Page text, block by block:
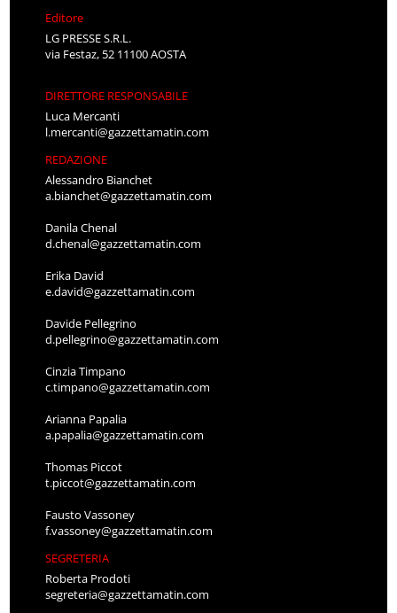
Editore
LG PRESSE S.R.L.
via Festaz, 52 11100 AOSTA
DIRETTORE RESPONSABILE
Luca Mercanti
l.mercanti@gazzettamatin.com
REDAZIONE
Alessandro Bianchet
a.bianchet@gazzettamatin.com
Danila Chenal
d.chenal@gazzettamatin.com
Erika David
e.david@gazzettamatin.com
Davide Pellegrino
d.pellegrino@gazzettamatin.com
Cinzia Timpano
c.timpano@gazzettamatin.com
Arianna Papalia
a.papalia@gazzettamatin.com
Thomas Piccot
t.piccot@gazzettamatin.com
Fausto Vassoney
f.vassoney@gazzettamatin.com
SEGRETERIA
Roberta Prodoti
segreteria@gazzettamatin.com